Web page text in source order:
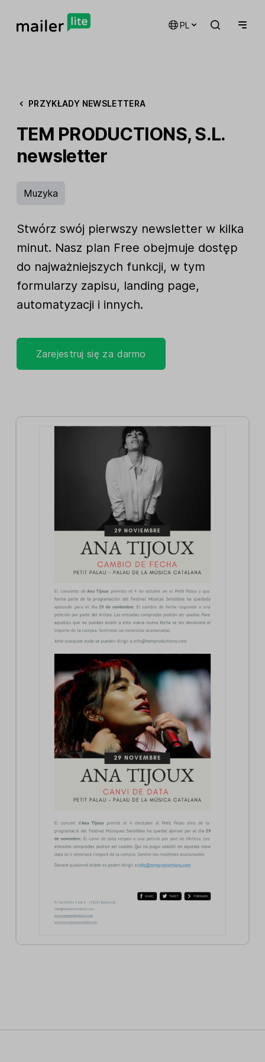
PL
PRZYKŁADY NEWSLETTERA
TEM PRODUCTIONS, S.L.
newsletter
Muzyka
Stwórz swój pierwszy newsletter w kilka
minut. Nasz plan Free obejmuje dostęp
do najważniejszych funkcji, w tym
formularzy zapisu, landing page,
automatyzacji i innych.
Zarejestruj się za darmo